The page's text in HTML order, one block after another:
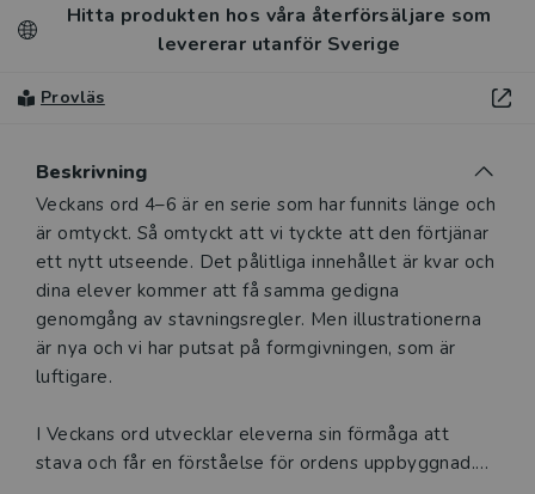
Hitta produkten hos våra återförsäljare som
levererar utanför Sverige
Provläs
Beskrivning
Beskrivning
Veckans ord 4–6 är en serie som har funnits länge och
är omtyckt. Så omtyckt att vi tyckte att den förtjänar
ett nytt utseende. Det pålitliga innehållet är kvar och
dina elever kommer att få samma gedigna
genomgång av stavningsregler. Men illustrationerna
är nya och vi har putsat på formgivningen, som är
luftigare.
I Veckans ord utvecklar eleverna sin förmåga att
stava och får en förståelse för ordens uppbyggnad.